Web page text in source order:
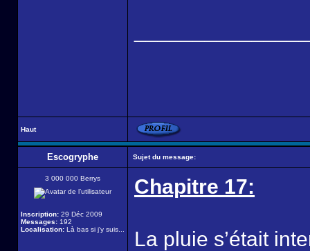
Haut
Escogryphe Sujet du message:
3 000 000 Berrys
Inscription: 29 Déc 2009
Messages: 192
Localisation: Là bas si j'y suis...
Chapitre 17:
La pluie s’était